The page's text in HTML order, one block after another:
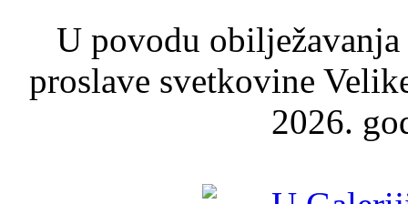
U povodu
proslave svetkovine
2026.